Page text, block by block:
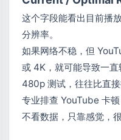
这个字段能看出目前播
分辨率。
如果网络不稳，但
或 4K，就可能导致一
480p 测试，往往比直接
专业排查 YouTube 卡顿
不看数据，只靠感觉，